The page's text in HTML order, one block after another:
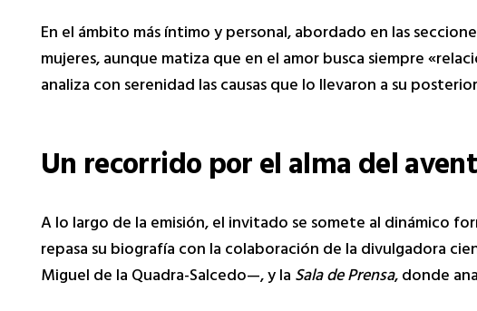
En el ámbito más íntimo y personal, abordado en las
mujeres, aunque matiza que en el amor busca siempre
analiza con serenidad las causas que lo llevaron a su
Un recorrido por el alma del
A lo largo de la emisión, el invitado se somete al dinámico
repasa su biografía con la colaboración de la divulgadora
Miguel de la Quadra-Salcedo—, y laSala de Prensa, donde